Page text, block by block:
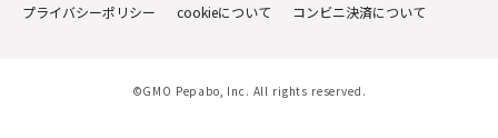
プライバシーポリシー
cookieについて コンビニ決済について
©GMO Pepabo, Inc. All rights reserved.